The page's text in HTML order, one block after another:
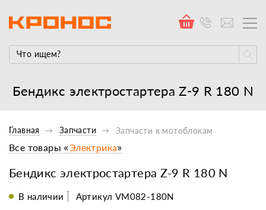
Бендикс электростартера Z-9 R 180 N
Главная Запчасти Запчасти к мотоблокам
Бендикс электростартера Z-9 R 180 N
Все товары «Электрика»
В наличии Артикул VM082-180N